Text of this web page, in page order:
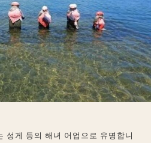
성게 등의 해녀 어업으로 유명합니